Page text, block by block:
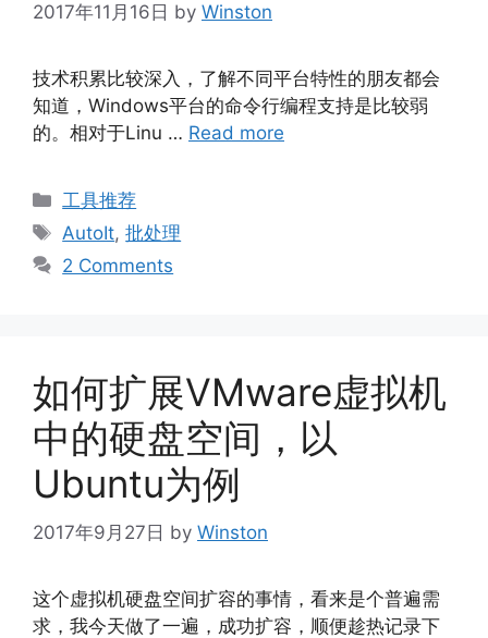
2017年11月16日 by Winston
技术积累比较深入，了解不同平台特性的朋友都会
知道，Windows平台的命令行编程支持是比较弱
的。相对于Linu … Read more
Categories
工具推荐
Tags
AutoIt,批处理
2 Comments
如何扩展VMware虚拟机
中的硬盘空间，以
Ubuntu为例
2017年9月27日 by Winston
这个虚拟机硬盘空间扩容的事情，看来是个普遍需
求，我今天做了一遍，成功扩容，顺便趁热记录下